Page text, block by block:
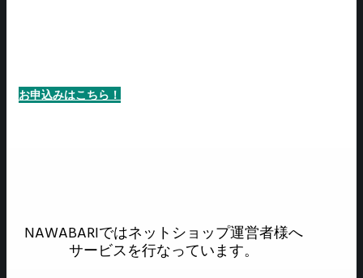
お申込みはこちら！
NAWABARIではネットショップ運営者様へ
サービスを行なっています。